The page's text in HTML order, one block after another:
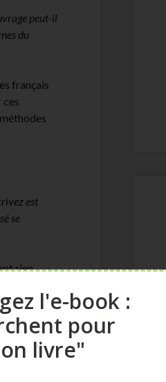
peut-il
du
français
ces
est
se
rien.
nu au
a
et
l'e-book :
pour
livre"